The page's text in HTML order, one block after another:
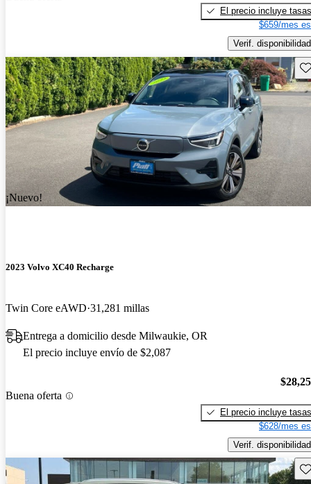
El precio incluye tasas
$659/mes
Verif. disponibilidad
¡Nuevo!
2023 Volvo XC40 Recharge
Twin Core eAWD 31,281 millas
Entrega a domicilio desde Milwaukie, OR
El precio incluye envío de $2,087
Buena oferta
El precio incluye tasas
$628/mes
Verif. disponibilidad